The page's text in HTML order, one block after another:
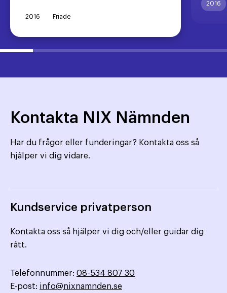
2016 Friade
2016
Kontakta NIX Nämnden
Har du frågor eller funderingar? Kontakta oss så
hjälper vi dig vidare.
Kundservice privatperson
Kontakta oss så hjälper vi dig och/eller guidar dig
rätt.
Telefonnummer: 08-534 807 30
E-post: info@nixnamnden.se